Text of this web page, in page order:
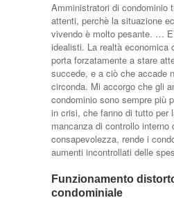
Amministratori di condominio
attenti, perchè la situazione
vivendo è molto pesante. …
idealisti. La realtà economica
porta forzatamente a stare
succede, e a ciò che accade
circonda. Mi accorgo che gli
condominio sono sempre più
in crisi, che fanno di tutto per
mancanza di controllo interno
consapevolezza, rende i
aumenti incontrollati delle
Funzionamento
condominiale